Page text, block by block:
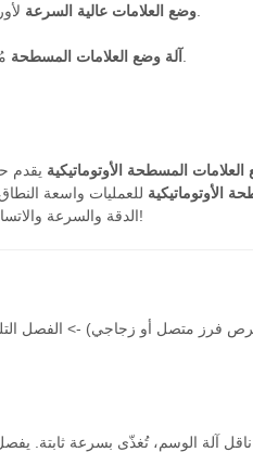
وضع العلامات عالية السرعة.
آلة وضع العلامات المسطحة
العلامات المسطحة الأوتوماتيكية يقدم
الأوتوماتيكية للعمليات واسعة
الدقة والسرعة والاتساق. حسّنوا عملية وسم بوليصة الشحن الخاصة بكم اليوم مع تقنيتنا المتطورة للوسم!
فرز متصل أو زجاجي) -> الفصل
آلة الوسم، تُغذّى بسرعة ثابتة.